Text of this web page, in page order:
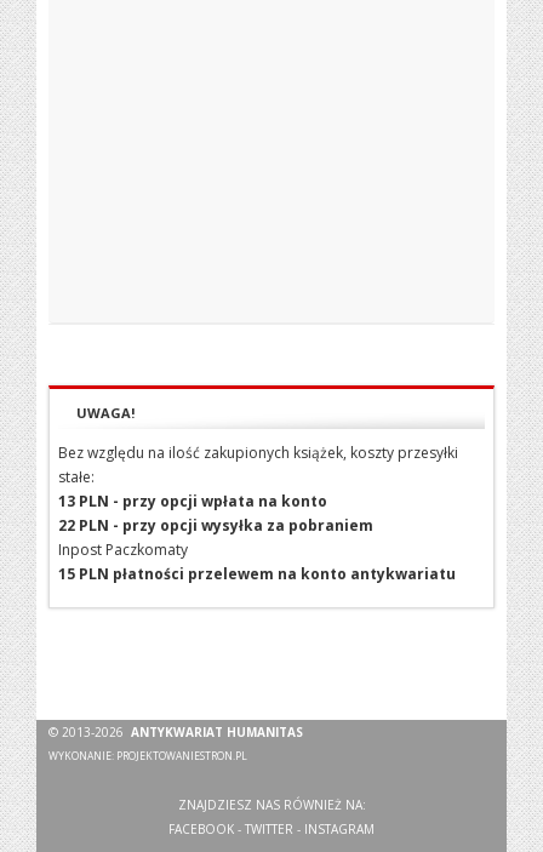
UWAGA!
Bez względu na ilość zakupionych książek, koszty przesyłki
stałe:
13 PLN - przy opcji wpłata na konto
22 PLN - przy opcji wysyłka za pobraniem
Inpost Paczkomaty
15 PLN płatności przelewem na konto antykwariatu
© 2013-2026ANTYKWARIAT HUMANITAS
WYKONANIE: PROJEKTOWANIESTRON.PL
ZNAJDZIESZ NAS RÓWNIEŻ NA:
FACEBOOK - TWITTER - INSTAGRAM